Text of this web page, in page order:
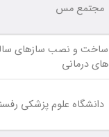
مجتمع مس
ساخت و نصب سازهای
های درمانی
دانشگاه علوم پزشکی